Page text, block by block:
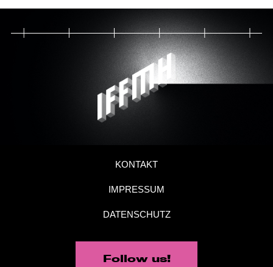
KONTAKT
IMPRESSUM
DATENSCHUTZ
Follow us!